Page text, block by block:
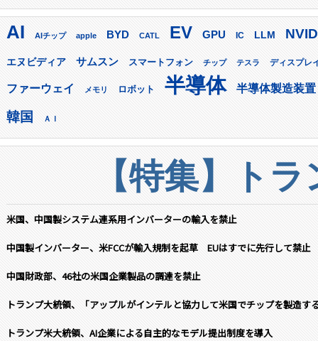
AI AIチップ apple BYD CATL EV GPU IC LLM
エヌビディア サムスン スマートフォン チップ テスラ ディスプレ
ファーウェイ メモリ ロボット 半導体 半導体製造装置
韓国 ＡＩ
【特集】ト
米国、中国製システム連系用インバーターの輸入を禁止
中国製インバーター、米FCCが輸入規制を起草 EUはすでに先行して禁止
中国財政部、46社の米国企業製品の調達を禁止
トランプ大統領、「アップルがインテルと協力して米国でチップを製造す
トランプ米大統領、AI企業による自主的なモデル提出制度を導入